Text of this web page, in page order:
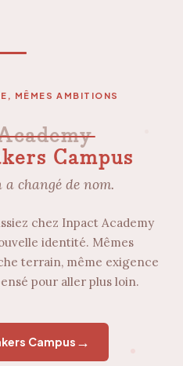
MÊMES AMBITIONS
Campus
changé de nom.
chez Inpact Academy
identité. Mêmes
terrain, même exigence
pour aller plus loin.
Campus →